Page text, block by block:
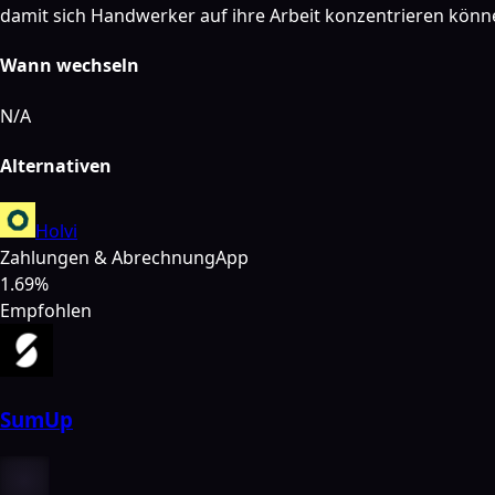
damit sich Handwerker auf ihre Arbeit konzentrieren
Wann wechseln
N/A
Alternativen
Holvi
Zahlungen & AbrechnungApp
1.69%
Empfohlen
SumUp